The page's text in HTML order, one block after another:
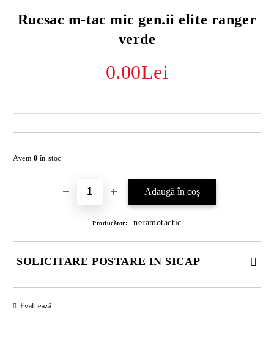
Rucsac m-tac mic gen.ii elite ranger
verde
0.00Lei
Avem 0 în stoc
Producător: neramotactic
SOLICITARE POSTARE IN SICAP
Evaluează